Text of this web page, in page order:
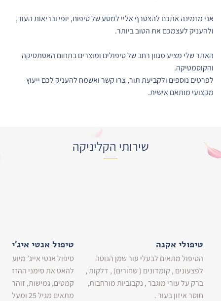
אני מזמינה אתכם להצטרף אליי למסע של טיפוח, יופי ובריאות העור,
ולהעניק לעצמכם את הטוב ביותר.
האתר שלי מציע מגוון רחב של טיפולים ומוצרים בתחום האסתטיקה
והקוסמטיקה.
לפרטים נוספים ולקביעת תור, צרו קשר ואשמח להעניק לכם ייעוץ
מקצועי מותאם אישית.
שירותי הקליניקה
טיפולי אקנה
הטיפול מתאים לבעלי עור שמן הנוטה
לפצעונים , קומדונים ( שחורים) , דלקות ,
ברק על עורי מוגבר , נקבוביות מורחבות,
חוסר איזון בעור .
טיפול אנטי איג'ינג
טיפול אנטי אייג’ מיועד
להאט את סימני
קמטים, גמישות, זוהר
מתאים מגיל 25 ומעלה.